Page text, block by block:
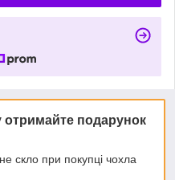
отримайте подарунок
скло при покупці чохла